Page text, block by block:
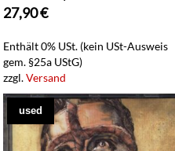
27,90€
Enthält 0% USt. (kein USt-Ausweis
gem. §25a UStG)
zzgl.Versand
used